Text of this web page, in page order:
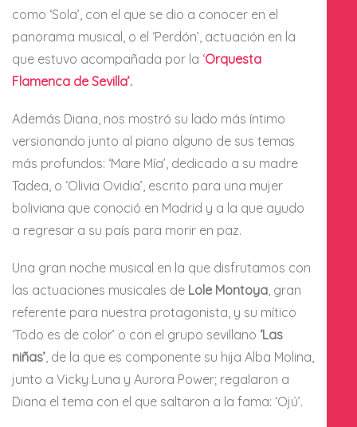
como ‘Sola’, con el que se dio a conocer en el
panorama musical, o el ‘Perdón’, actuación en la
que estuvo acompañada por la ‘Orquesta
Flamenca de Sevilla’.
Además Diana, nos mostró su lado más íntimo
versionando junto al piano alguno de sus temas
más profundos: ‘Mare Mía’, dedicado a su madre
Tadea, o ‘Olivia Ovidia’, escrito para una mujer
boliviana que conoció en Madrid y a la que ayudo
a regresar a su país para morir en paz.
Una gran noche musical en la que disfrutamos con
las actuaciones musicales de Lole Montoya, gran
referente para nuestra protagonista, y su mítico
‘Todo es de color’ o con el grupo sevillano ‘Las
niñas’, de la que es componente su hija Alba Molina,
junto a Vicky Luna y Aurora Power; regalaron a
Diana el tema con el que saltaron a la fama: ‘Ojú’.